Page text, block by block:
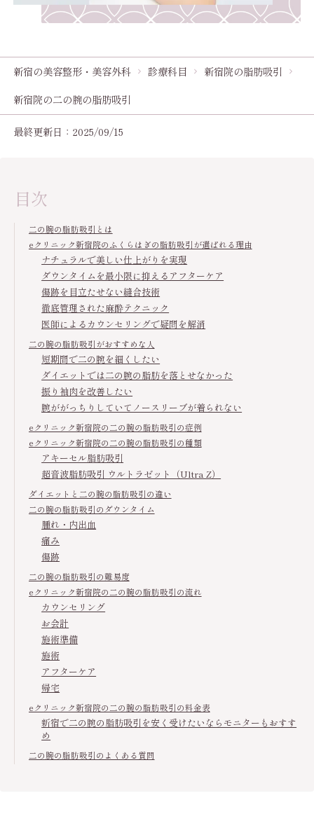
新宿の美容整形・美容外科 診療科目
新宿院の脂肪吸引
新宿院の二の腕の脂肪吸引
最終更新日：2025/09/15
目次
二の腕の脂肪吸引とは
eクリニック新宿院のふくらはぎの脂肪吸引が選ばれる理由
ナチュラルで美しい仕上がりを実現
ダウンタイムを最小限に抑えるアフターケア
傷跡を目立たせない縫合技術
徹底管理された麻酔テクニック
医師によるカウンセリングで疑問を解消
二の腕の脂肪吸引がおすすめな人
短期間で二の腕を細くしたい
ダイエットでは二の腕の脂肪を落とせなかった
振り袖肉を改善したい
腕ががっちりしていてノースリーブが着られない
eクリニック新宿院の二の腕の脂肪吸引の症例
eクリニック新宿院の二の腕の脂肪吸引の種類
アキーセル脂肪吸引
超音波脂肪吸引 ウルトラゼット（Ultra Z）
ダイエットと二の腕の脂肪吸引の違い
二の腕の脂肪吸引のダウンタイム
腫れ・内出血
痛み
傷跡
二の腕の脂肪吸引の難易度
eクリニック新宿院の二の腕の脂肪吸引の流れ
カウンセリング
お会計
施術準備
施術
アフターケア
帰宅
eクリニック新宿院の二の腕の脂肪吸引の料金表
新宿で二の腕の脂肪吸引を安く受けたいならモニターもおすす
め
二の腕の脂肪吸引のよくある質問